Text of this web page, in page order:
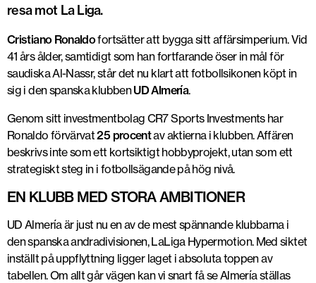
resa mot La Liga.
Cristiano Ronaldofortsätter att bygga sitt affärsimperium. Vid
41 års ålder, samtidigt som han fortfarande öser in mål för
saudiska Al-Nassr, står det nu klart att fotbollsikonen köpt in
sig i den spanska klubbenUD Almería.
Genom sitt investmentbolag CR7 Sports Investments har
Ronaldo förvärvat25 procentav aktierna i klubben. Affären
beskrivs inte som ett kortsiktigt hobbyprojekt, utan som ett
strategiskt steg in i fotbollsägande på hög nivå.
EN KLUBB MED STORA AMBITIONER
UD Almería är just nu en av de mest spännande klubbarna i
den spanska andradivisionen, LaLiga Hypermotion. Med siktet
inställt på uppflyttning ligger laget i absoluta toppen av
tabellen. Om allt går vägen kan vi snart få se Almería ställas